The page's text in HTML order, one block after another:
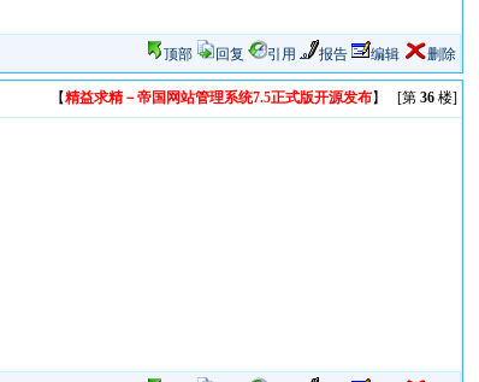
顶部 回复 引用 报告 编辑 删除
【精益求精－帝国网站管理系统7.5正式版开源发布】 [第 36楼]